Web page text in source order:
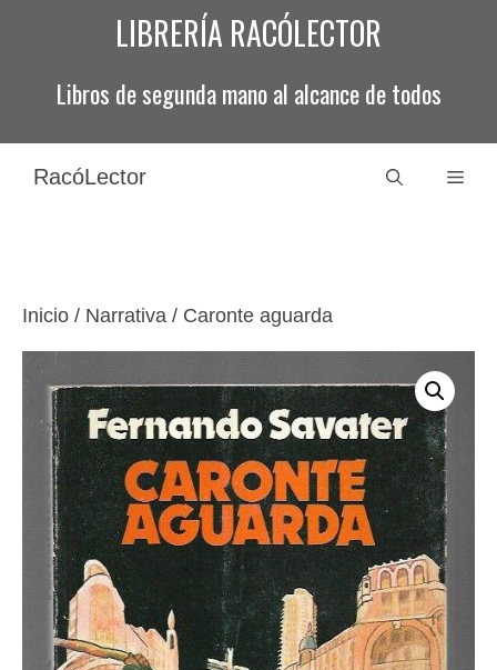
LIBRERÍA RACÓLECTOR
Libros de segunda mano al alcance de todos
RacóLector
Inicio / Narrativa / Caronte aguarda